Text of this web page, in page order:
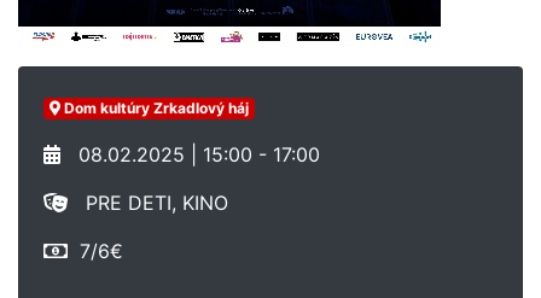
Dom kultúry Zrkadlový háj
08.02.2025 | 15:00 - 17:00
PRE DETI, KINO
7/6€